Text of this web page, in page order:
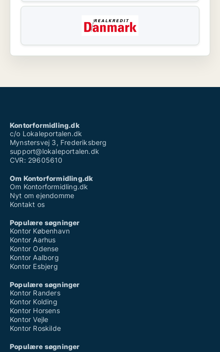
Kontorformidling.dk
c/o Lokaleportalen.dk
Mynstersvej 3, Frederiksberg
support@lokaleportalen.dk
CVR: 29605610
Om Kontorformidling.dk
Om Kontorformidling.dk
Nyt om ejendomme
Kontakt os
Populære søgninger
Kontor København
Kontor Aarhus
Kontor Odense
Kontor Aalborg
Kontor Esbjerg
Populære søgninger
Kontor Randers
Kontor Kolding
Kontor Horsens
Kontor Vejle
Kontor Roskilde
Populære søgninger